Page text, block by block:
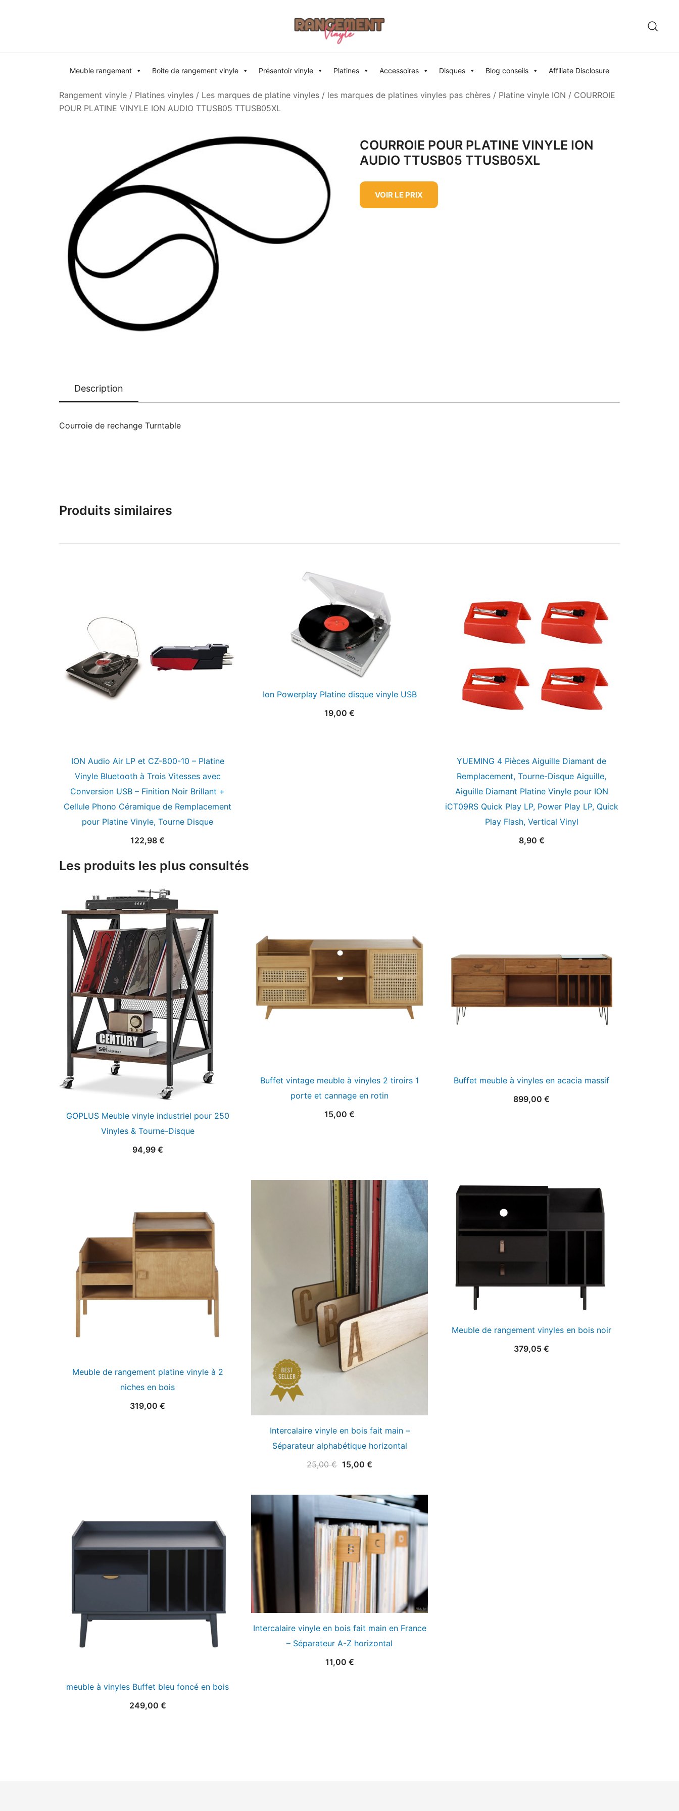
Meuble rangement Boite de rangement vinyle Présentoir vinyle Platines Accessoires Disques Blog conseils Affiliate Disclosure
Rangement vinyle / Platines vinyles / Les marques de platine vinyles / les marques de platines vinyles pas chères / Platine vinyle ION / COURROIE
POUR PLATINE VINYLE ION AUDIO TTUSB05 TTUSB05XL
COURROIE POUR PLATINE VINYLE ION
AUDIO TTUSB05 TTUSB05XL
VOIR LE PRIX
Description
Courroie de rechange Turntable
Produits similaires
ION Audio Air LP et CZ-800-10 – Platine
Vinyle Bluetooth à Trois Vitesses avec
Conversion USB – Finition Noir Brillant +
Cellule Phono Céramique de Remplacement
pour Platine Vinyle, Tourne Disque
122,98 €
Ion Powerplay Platine disque vinyle USB
19,00 €
YUEMING 4 Pièces Aiguille Diamant de
Remplacement, Tourne-Disque Aiguille,
Aiguille Diamant Platine Vinyle pour ION
iCT09RS Quick Play LP, Power Play LP, Quick
Play Flash, Vertical Vinyl
8,90 €
Les produits les plus consultés
GOPLUS Meuble vinyle industriel pour 250
Vinyles & Tourne-Disque
94,99 €
Buffet vintage meuble à vinyles 2 tiroirs 1
porte et cannage en rotin
15,00 €
Buffet meuble à vinyles en acacia massif
899,00 €
Meuble de rangement platine vinyle à 2
niches en bois
319,00 €
Intercalaire vinyle en bois fait main –
Séparateur alphabétique horizontal
25,00€ Le
était :
25,00 €.
15,00 €
est :
Meuble de rangement vinyles en bois noir
379,05 €
meuble à vinyles Buffet bleu foncé en bois
249,00 €
Intercalaire vinyle en bois fait main en France
– Séparateur A-Z horizontal
11,00 €